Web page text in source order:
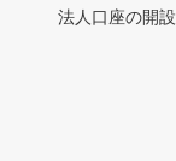
法人口座の開設